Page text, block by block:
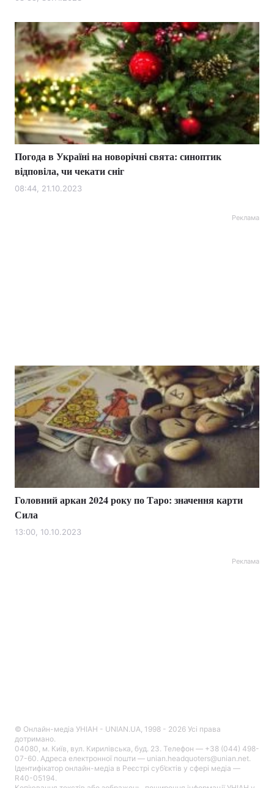
Погода в Україні на новорічні свята: синоптик
відповіла, чи чекати сніг
08:44, 21.10.2023
Реклама
Головний аркан 2024 року по Таро: значення карти
Сила
13:00, 10.10.2023
Реклама
© Онлайн-медіа УНІАН - UNIAN.UA, 1998 - 2026 Усі права
дотримано.
04080, м. Київ, вул. Кирилівська, буд. 23. Телефон — +38 (044) 498-
07-60. Адреса електронної пошти — unian.headquoters@unian.net.
Ідентифікатор онлайн-медіа в Реєстрі суб’єктів у сфері медіа —
R40-05194.